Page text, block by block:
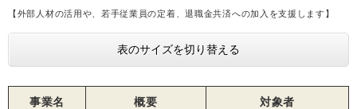
【外部人材の活用や、若手従業員の定着、退職金共済への加入を支援します】
表のサイズを切り替える
事業名 概要 対象者